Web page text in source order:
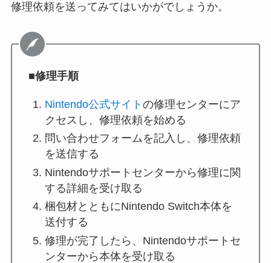
修理依頼を送ってみてはいかがでしょうか。
■修理手順
Nintendo公式サイト の修理センターにア
クセスし、修理依頼を始める
問い合わせフォームを記入し、修理依頼
を送信する
Nintendoサポートセンターから修理に関
する詳細を受け取る
梱包材とともにNintendo Switch本体を
送付する
修理が完了したら、Nintendoサポートセ
ンターから本体を受け取る